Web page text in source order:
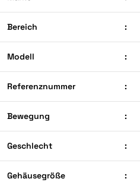
Bereich :
Modell :
Referenznummer :
Bewegung :
Geschlecht :
Gehäusegröße :